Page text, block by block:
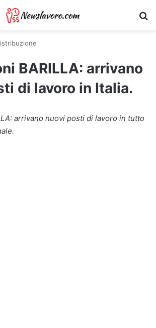
BARILLA: arrivano
di lavoro in Italia.
arrivano nuovi posti di lavoro in tutto